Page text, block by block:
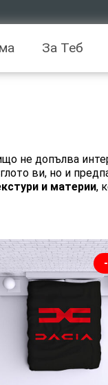
За Теб
не допълва
ви, но и
и материи,